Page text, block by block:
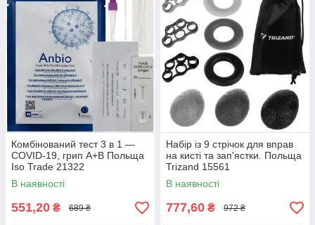
Комбінований тест 3 в 1 —
COVID-19, грип A+B Польща
Iso Trade 21322
В наявності
551,20 ₴ 689 ₴
Набір із 9 стрічок для вправ
на кисті та зап'ястки. Польща
Trizand 15561
В наявності
777,60 ₴ 972 ₴